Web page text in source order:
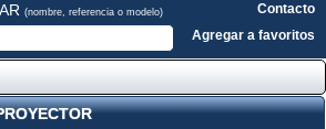
(nombre, referencia o modelo)
Contacto
Agregar a favoritos